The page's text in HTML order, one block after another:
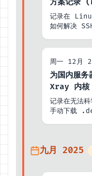
方案记录
记录在
如何解决
周一 12月
为国内服
Xray 内
记录在无法
手动下载
九月 2025